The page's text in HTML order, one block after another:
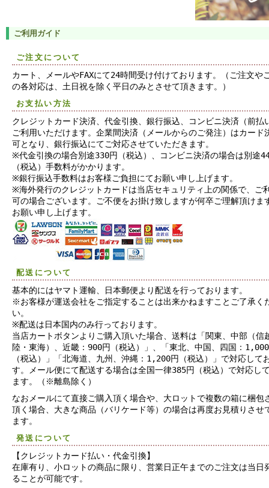
ご利用ガイド
ご注文について
カート、メールやFAXにて24時間受け付けております。（ご注文や
の各対応は、土日祝を除く平日のみとさせて頂きます。）
お支払い方法
クレジットカード決済、代金引換、銀行振込、コンビニ決済（前払
ご利用いただけます。企業間決済（メールからのご発注）はカード
可となり、銀行振込にてご対応させていただきます。
※代金引換の場合別途330円（税込）、コンビニ決済の場合は別途
（税込）手数料がかかります。
※銀行振込手数料はお客様ご負担にてお願い申し上げます。
※海外発行のクレジットカードは当店セキュリティ上の関係で、ご
可の場合ございます。ご不便をお掛け致しますが何卒ご理解頂けま
お願い申し上げます。
配送について
基本的にはヤマト運輸、日本郵便より配送を行っております。
※お客様が運送会社をご指定することは出来かねますことご了承く
い。
※配送は日本国内のみ行っております。
当店カートボタンよりご購入頂いた場合、送料は「関東、中部（信
陸・東海）、近畿：900円（税込）」、「東北、中国、四国：
（税込）」「北海道、九州、沖縄：1,200円（税込）」で対応して
す。メール便にて配送する場合は全国一律385円（税込）で対応し
ます。（※離島除く）
なおメールにて直接ご購入頂く場合や、大ロットで複数の箱に梱包
頂く場合、大きな商品（バリケード等）の場合は再度お見積りさせ
ます。
発送について
【クレジットカード払い・代金引換】
在庫有り、小ロットの商品に限り、営業日正午までのご注文は当日
ることが可能です。